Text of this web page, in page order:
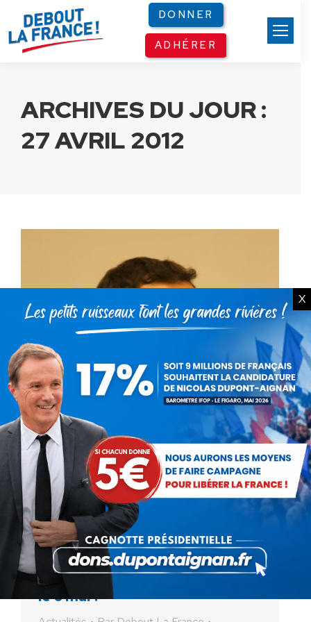
DONNER
ADHÉRER
ARCHIVES DU JOUR :
27 AVRIL 2012
Et si la fin de l’euro commençait
le 6 mai ?
X
Panneau de gestion des cookies